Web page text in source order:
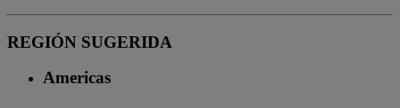
REGIÓN SUGERIDA
Americas